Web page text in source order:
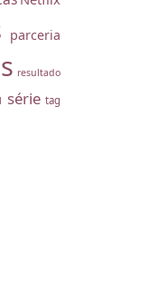
parceria
resultado
série tag